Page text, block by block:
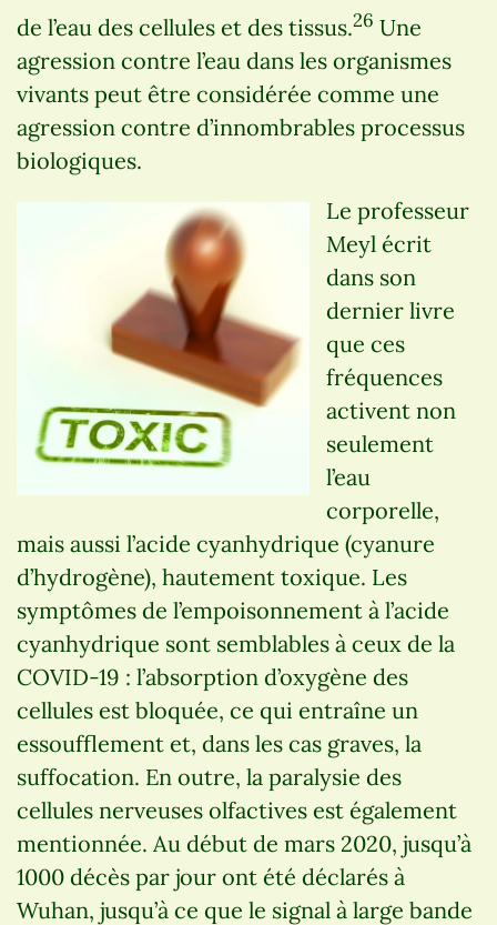
de l’eau des cellules et des tissus.26 Une
agression contre l’eau dans les organismes
vivants peut être considérée comme une
agression contre d’innombrables processus
biologiques.
Le professeur
Meyl écrit
dans son
dernier livre
que ces
fréquences
activent non
seulement
l’eau
corporelle,
mais aussi l’acide cyanhydrique (cyanure
d’hydrogène), hautement toxique. Les
symptômes de l’empoisonnement à l’acide
cyanhydrique sont semblables à ceux de la
COVID-19 : l’absorption d’oxygène des
cellules est bloquée, ce qui entraîne un
essoufflement et, dans les cas graves, la
suffocation. En outre, la paralysie des
cellules nerveuses olfactives est également
mentionnée. Au début de mars 2020, jusqu’à
1000 décès par jour ont été déclarés à
Wuhan, jusqu’à ce que le signal à large bande